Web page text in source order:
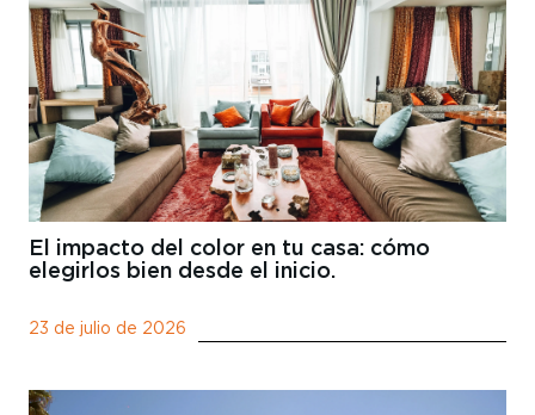
El impacto del color en tu casa: cómo
elegirlos bien desde el inicio.
23 de julio de 2026